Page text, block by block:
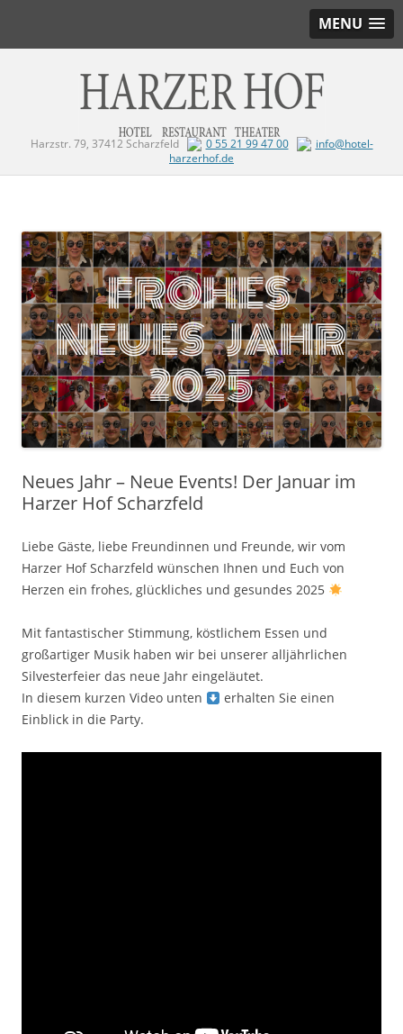
MENU
Harzstr. 79, 37412 Scharzfeld 0 55 21 99 47 00
info@hotel-
harzerhof.de
Neues Jahr – Neue Events! Der Januar im
Harzer Hof Scharzfeld
Liebe Gäste, liebe Freundinnen und Freunde, wir vom
Harzer Hof Scharzfeld wünschen Ihnen und Euch von
Herzen ein frohes, glückliches und gesundes 2025
Mit fantastischer Stimmung, köstlichem Essen und
großartiger Musik haben wir bei unserer alljährlichen
Silvesterfeier das neue Jahr eingeläutet.
In diesem kurzen Video unten
erhalten Sie einen
Einblick in die Party.